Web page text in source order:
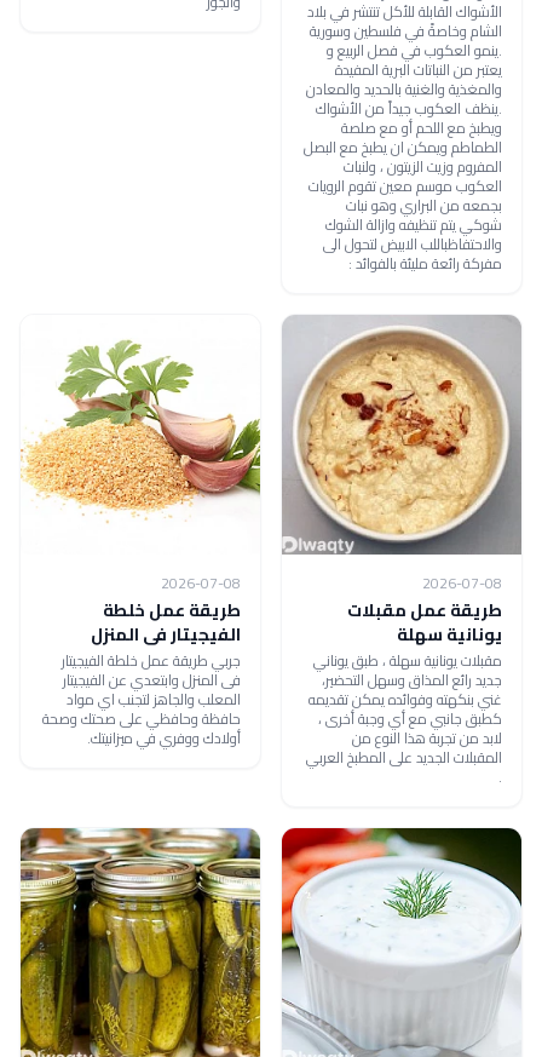
الأشواك القابلة للأكل تنتشر في بلاد
الشام وخاصةً في فلسطين وسورية
.ينمو العكوب في فصل الربيع و
يعتبر من النباتات البرية المفيدة
والمغذية والغنية بالحديد والمعادن
.ينظف العكوب جيداً من الأشواك
ويطبخ مع اللحم أو مع صلصة
الطماطم ويمكن ان يطبخ مع البصل
المفروم وزيت الزيتون ، ولنبات
العكوب موسم معين تقوم الرويات
بجمعه من البراري وهو نبات
شوكي يتم تنظيفه وازالة الشوك
والاحتفاظباللب الابيض لتحول الى
مفركة رائعة مليئة بالفوائد :
2026-07-08
طريقة عمل مقبلات
يونانية سهلة
مقبلات يونانية سهلة ، طبق يوناني
جديد رائع المذاق وسهل التحضير،
غني بنكهته وفوائده يمكن تقديمه
كطبق جانبي مع أي وجبة أخرى ،
لابد من تجربة هذا النوع من
المقبلات الجديد على المطبخ العربي
.
2026-07-08
طريقة عمل خلطة
الفيجيتار فى المنزل
جربي طريقة عمل خلطة الفيجيتار
فى المنزل وابتعدي عن الفيجيتار
المعلب والجاهز لتجنب اي مواد
حافظة وحافظي على صحتك وصحة
أولادك ووفري في ميزانيتك.